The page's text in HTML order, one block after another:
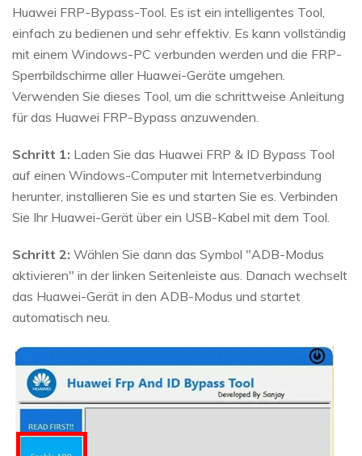
Huawei FRP-Bypass-Tool. Es ist ein intelligentes Tool,
einfach zu bedienen und sehr effektiv. Es kann vollständig
mit einem Windows-PC verbunden werden und die FRP-
Sperrbildschirme aller Huawei-Geräte umgehen.
Verwenden Sie dieses Tool, um die schrittweise Anleitung
für das Huawei FRP-Bypass anzuwenden.
Schritt 1: Laden Sie das Huawei FRP & ID Bypass Tool
auf einen Windows-Computer mit Internetverbindung
herunter, installieren Sie es und starten Sie es. Verbinden
Sie Ihr Huawei-Gerät über ein USB-Kabel mit dem Tool.
Schritt 2: Wählen Sie dann das Symbol "ADB-Modus
aktivieren" in der linken Seitenleiste aus. Danach wechselt
das Huawei-Gerät in den ADB-Modus und startet
automatisch neu.